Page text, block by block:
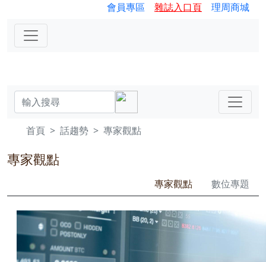
會員專區 雜誌入口頁 理周商城
首頁 話趨勢 專家觀點
專家觀點
專家觀點 數位專題